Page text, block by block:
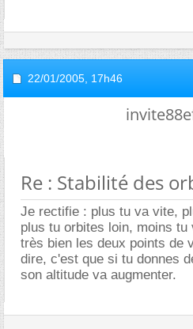
22/01/2005, 17h46
Re : Stabilité des
Je rectifie : plus tu va vite,
plus tu orbites loin, moins
très bien les deux points de
dire, c'est que si tu donnes
son altitude va augmenter.